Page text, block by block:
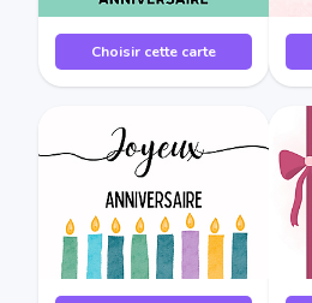
Choisir cette carte